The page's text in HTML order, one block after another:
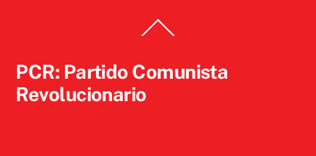
To
PCR: Partido Comunista
Revolucionario